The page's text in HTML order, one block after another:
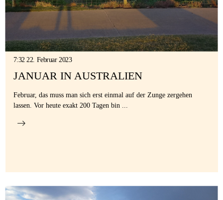
7:32 22. Februar 2023
JANUAR IN AUSTRALIEN
Februar, das muss man sich erst einmal auf der Zunge zergehen
lassen. Vor heute exakt 200 Tagen bin ...